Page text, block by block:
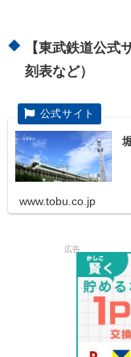
【東武鉄道公式
刻表など）
www.tobu.co.jp
広告